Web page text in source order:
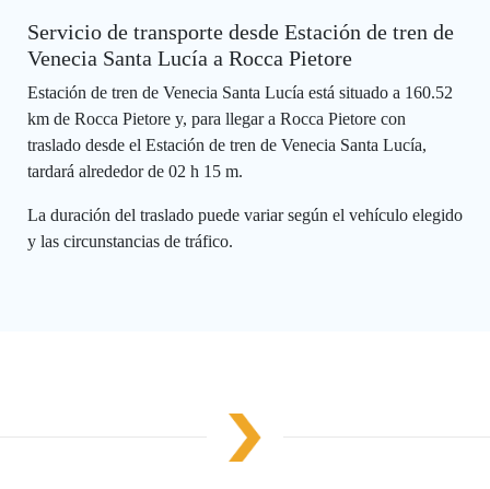
Servicio de transporte desde Estación de tren de
Venecia Santa Lucía a Rocca Pietore
Estación de tren de Venecia Santa Lucía está situado a 160.52
km de Rocca Pietore y, para llegar a Rocca Pietore con
traslado desde el Estación de tren de Venecia Santa Lucía,
tardará alrededor de 02 h 15 m.
La duración del traslado puede variar según el vehículo elegido
y las circunstancias de tráfico.